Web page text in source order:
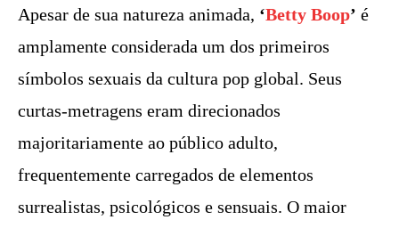
Apesar de sua natureza animada, ‘Betty Boop’ é
amplamente considerada um dos primeiros
símbolos sexuais da cultura pop global. Seus
curtas-metragens eram direcionados
majoritariamente ao público adulto,
frequentemente carregados de elementos
surrealistas, psicológicos e sensuais. O maior